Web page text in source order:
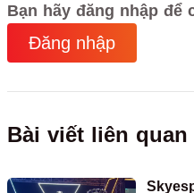
Bạn hãy đăng nhập để
Đăng nhập
Bài viết liên quan